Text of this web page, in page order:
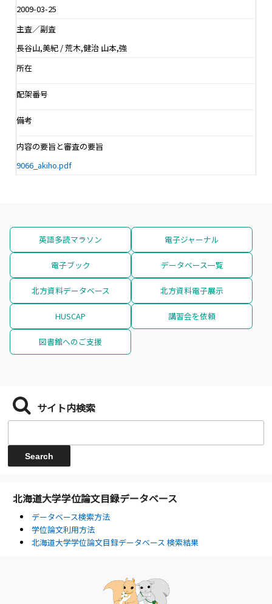
2009-03-25
主査／副査
長谷山,美紀 / 荒木,健治 山本,強
所在
配架番号
備考
内容の要旨と審査の要旨
9066_akiho.pdf
英語多読マラソン 電子ジャーナル
電子ブック データベース一覧
北方資料データベース 北方資料電子展示
HUSCAP 講習会を依頼
図書館へのご支援
サイト内検索
北海道大学学位論文目録データベース
データベース検索方法
学位論文利用方法
北海道大学学位論文目録データベース 検索結果